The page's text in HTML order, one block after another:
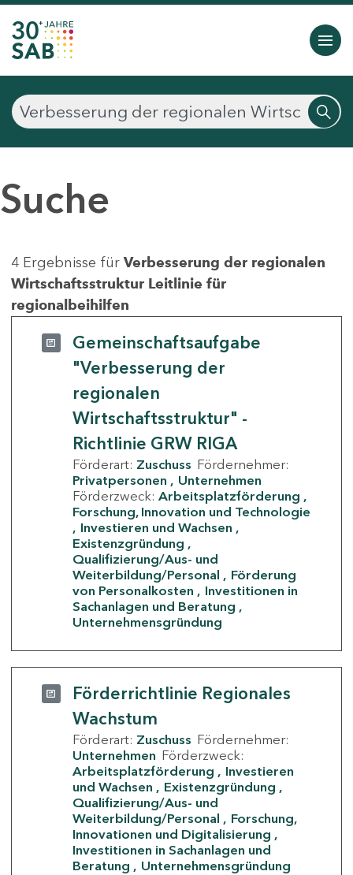
Suche
4 Ergebnisse für Verbesserung der regionalen
Wirtschaftsstruktur Leitlinie für
regionalbeihilfen
Gemeinschaftsaufgabe
"Verbesserung der
regionalen
Wirtschaftsstruktur" -
Richtlinie GRW RIGA
Förderart: Zuschuss Fördernehmer:
Privatpersonen
Unternehmen
Förderzweck: Arbeitsplatzförderung
Forschung, Innovation und Technologie
Investieren und Wachsen
Existenzgründung
Qualifizierung/Aus- und
Weiterbildung/Personal
Förderung
von Personalkosten
Investitionen in
Sachanlagen und Beratung
Unternehmensgründung
Förderrichtlinie Regionales
Wachstum
Förderart: Zuschuss Fördernehmer:
Unternehmen Förderzweck:
Arbeitsplatzförderung
Investieren
und Wachsen
Existenzgründung
Qualifizierung/Aus- und
Weiterbildung/Personal
Forschung,
Innovationen und Digitalisierung
Investitionen in Sachanlagen und
Beratung
Unternehmensgründung